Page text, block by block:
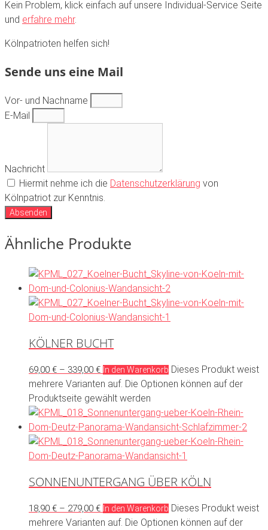
Kein Problem, klick einfach auf unsere Individual-Service Seite
und erfahre mehr.
Kölnpatrioten helfen sich!
Sende uns eine Mail
Vor- und Nachname
E-Mail
Nachricht
Hiermit nehme ich die Datenschutzerklärung von
Kölnpatriot zur Kenntnis.
Absenden
Ähnliche Produkte
KÖLNER BUCHT
69,00 € – 339,00 € In den Warenkorb Dieses Produkt weist
mehrere Varianten auf. Die Optionen können auf der
Produktseite gewählt werden
SONNENUNTERGANG ÜBER KÖLN
18,90 € – 279,00 € In den Warenkorb Dieses Produkt weist
mehrere Varianten auf. Die Optionen können auf der